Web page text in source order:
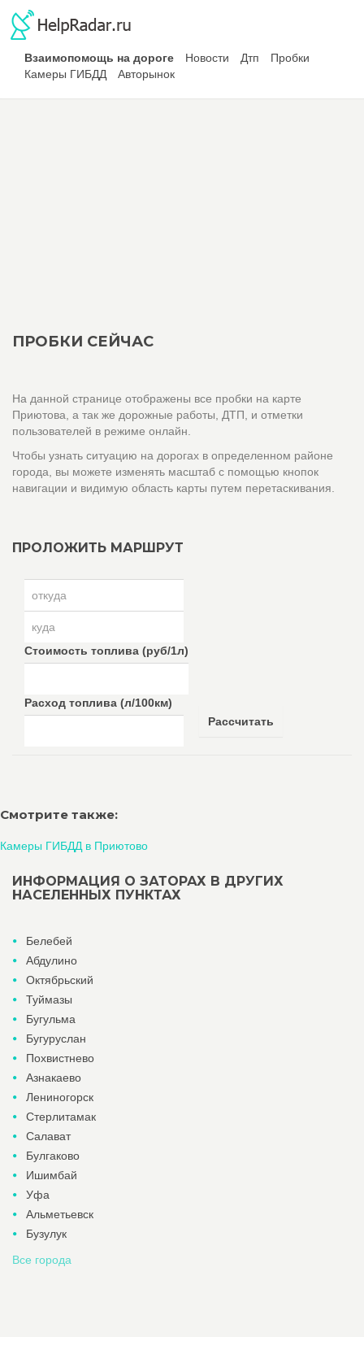
Взаимопомощь на дороге Новости Дтп
Пробки
Камеры ГИБДД
Авторынок
ПРОБКИ СЕЙЧАС
На данной странице отображены все пробки на карте
Приютова, а так же дорожные работы, ДТП, и отметки
пользователей в режиме онлайн.
Чтобы узнать ситуацию на дорогах в определенном районе
города, вы можете изменять масштаб с помощью кнопок
навигации и видимую область карты путем перетаскивания.
ПРОЛОЖИТЬ МАРШРУТ
Стоимость топлива (руб/1л)
Расход топлива (л/100км)
Рассчитать
Смотрите также:
Камеры ГИБДД в Приютово
ИНФОРМАЦИЯ О ЗАТОРАХ В ДРУГИХ
НАСЕЛЕННЫХ ПУНКТАХ
Белебей
Абдулино
Октябрьский
Туймазы
Бугульма
Бугуруслан
Похвистнево
Азнакаево
Лениногорск
Стерлитамак
Салават
Булгаково
Ишимбай
Уфа
Альметьевск
Бузулук
Все города